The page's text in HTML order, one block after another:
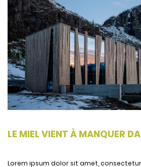
LE MIEL VIENT À MANQUER
Lorem ipsum dolor sit amet,